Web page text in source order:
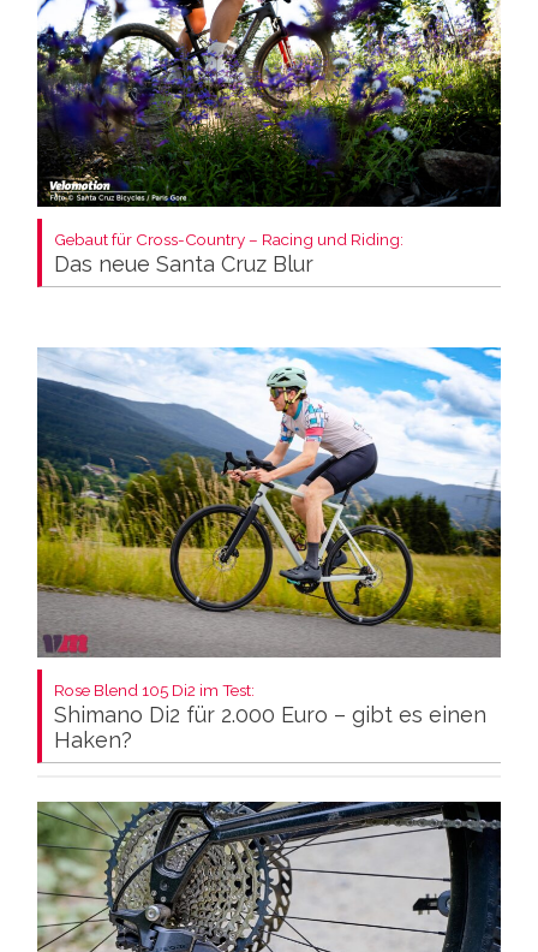
Gebaut für Cross-Country – Racing und Riding:
Das neue Santa Cruz Blur
Rose Blend 105 Di2 im Test:
Shimano Di2 für 2.000 Euro – gibt es einen
Haken?